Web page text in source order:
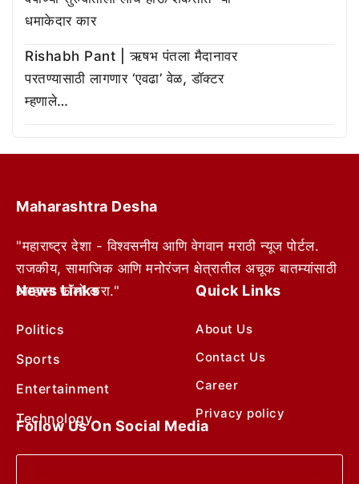
धमाकेदार कार
Rishabh Pant | ऋषभ पंतला मैदानावर
परतण्यासाठी लागणार ‘एवढा’ वेळ, डॉक्टर
म्हणाले…
Maharashtra Desha
"महाराष्ट्र देशा - विश्वसनीय आणि वेगवान मराठी न्यूज पोर्टल.
राजकीय, सामाजिक आणि मनोरंजन क्षेत्रातील अचूक बातम्यांसाठी
आम्हाला फॉलो करा."
News Links
Politics
Sports
Entertainment
Technology
Quick Links
About Us
Contact Us
Career
Privacy policy
Follow Us On Social Media